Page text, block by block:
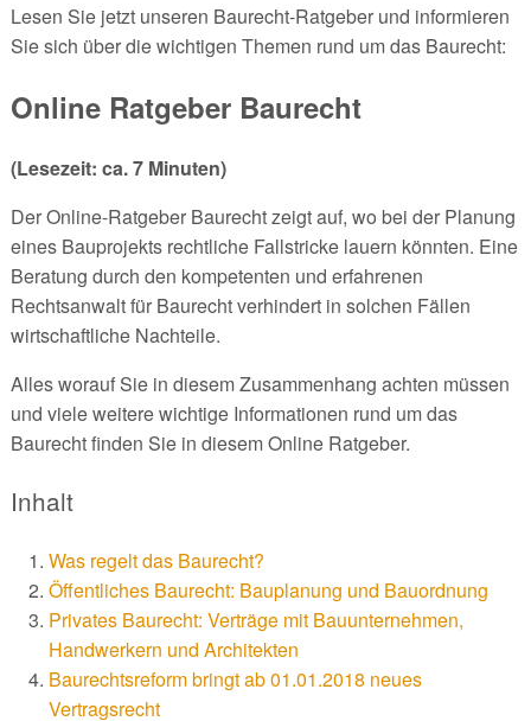
Lesen Sie jetzt unseren Baurecht-Ratgeber und informieren
Sie sich über die wichtigen Themen rund um das Baurecht:
Online Ratgeber Baurecht
(Lesezeit: ca. 7 Minuten)
Der Online-Ratgeber Baurecht zeigt auf, wo bei der Planung
eines Bauprojekts rechtliche Fallstricke lauern könnten. Eine
Beratung durch den kompetenten und erfahrenen
Rechtsanwalt für Baurecht verhindert in solchen Fällen
wirtschaftliche Nachteile.
Alles worauf Sie in diesem Zusammenhang achten müssen
und viele weitere wichtige Informationen rund um das
Baurecht finden Sie in diesem Online Ratgeber.
Inhalt
Was regelt das Baurecht?
Öffentliches Baurecht: Bauplanung und Bauordnung
Privates Baurecht: Verträge mit Bauunternehmen,
Handwerkern und Architekten
Baurechtsreform bringt ab 01.01.2018 neues
Vertragsrecht